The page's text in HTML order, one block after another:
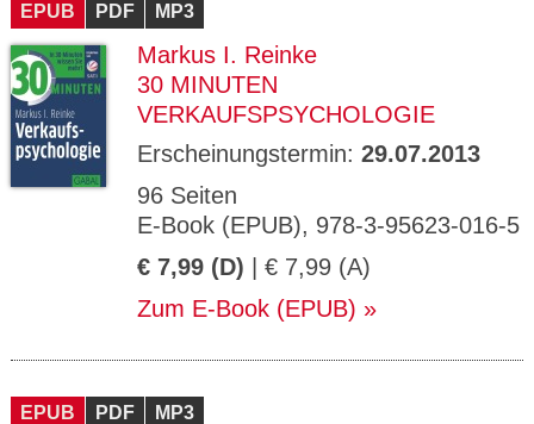
EPUB PDF MP3
Markus I. Reinke
30 MINUTEN
VERKAUFSPSYCHOLOGIE
Erscheinungstermin: 29.07.2013
96 Seiten
E-Book (EPUB), 978-3-95623-016-5
€ 7,99 (D) | € 7,99 (A)
Zum E-Book (EPUB)
EPUB PDF MP3